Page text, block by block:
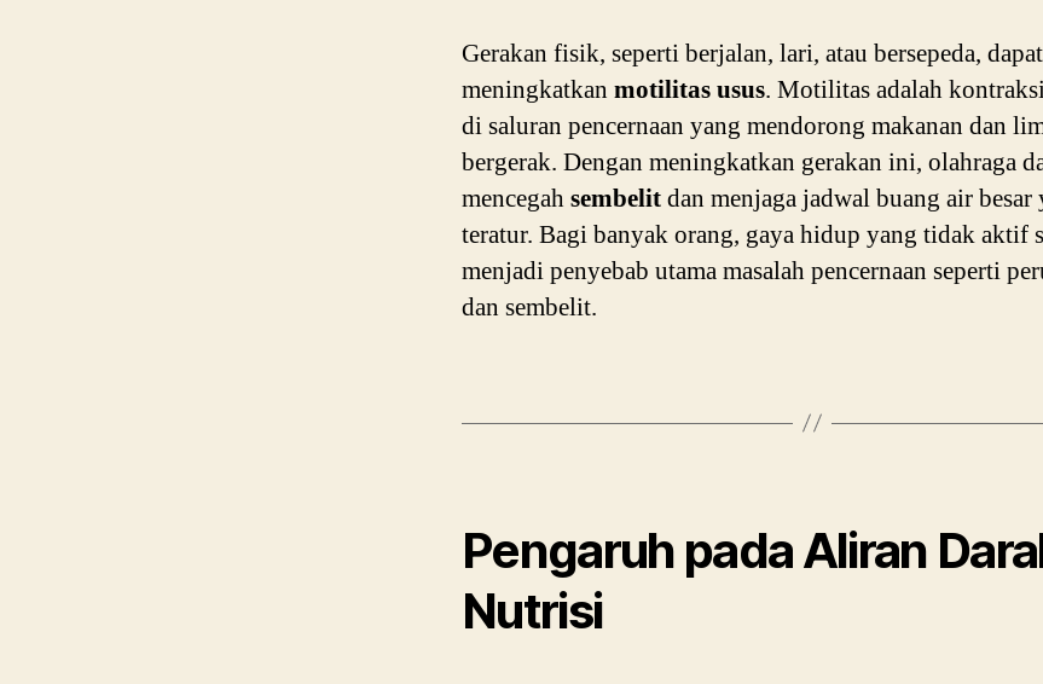
Gerakan fisik, seperti berjalan, lari, atau bersepeda,
meningkatkan motilitas usus. Motilitas adalah
di saluran pencernaan yang mendorong makanan dan
bergerak. Dengan meningkatkan gerakan ini, olahraga
mencegahsembelitdan menjaga jadwal buang air besar
teratur. Bagi banyak orang, gaya hidup yang tidak aktif
menjadi penyebab utama masalah pencernaan seperti
dan sembelit.
Pengaruh pada Aliran
Nutrisi